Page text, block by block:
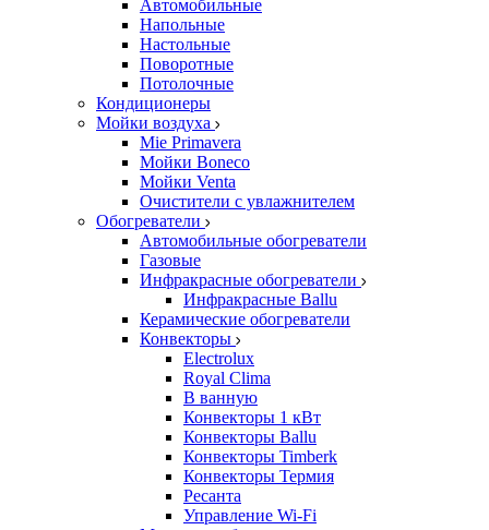
Автомобильные
Напольные
Настольные
Поворотные
Потолочные
Кондиционеры
Мойки воздуха
Mie Primavera
Мойки Boneco
Мойки Venta
Очистители с увлажнителем
Обогреватели
Автомобильные обогреватели
Газовые
Инфракрасные обогреватели
Инфракрасные Ballu
Керамические обогреватели
Конвекторы
Electrolux
Royal Clima
В ванную
Конвекторы 1 кВт
Конвекторы Ballu
Конвекторы Timberk
Конвекторы Термия
Ресанта
Управление Wi-Fi